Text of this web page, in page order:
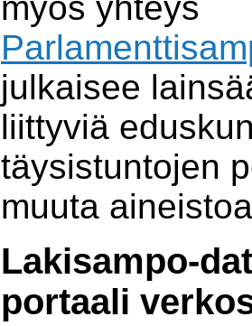
julkaisee
liittyviä
täysistuntojen
muuta
Lakisampo-
portaali